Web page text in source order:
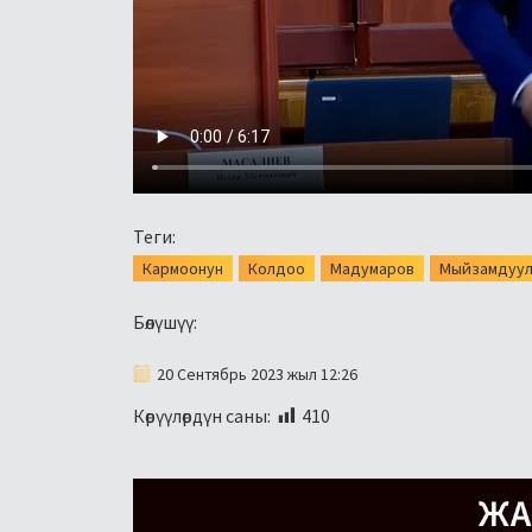
Теги:
Кармоонун Колдоо Мадумаров
Бөлүшүү:
20 Сентябрь 2023 жыл 12:26
Көрүүлөрдүн саны: 410